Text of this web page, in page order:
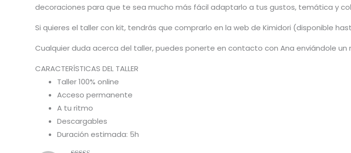
decoraciones para que te sea mucho más fácil adaptarlo a tus gustos, temática y
Si quieres el taller con kit, tendrás que comprarlo en la web de Kimidori (disponible
Cualquier duda acerca del taller, puedes ponerte en contacto con Ana enviándole un
CARACTERÍSTICAS DEL TALLER
Taller 100% online
Acceso permanente
A tu ritmo
Descargables
Duración estimada: 5h